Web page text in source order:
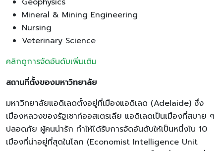
Mineral & Mining Engineering
Nursing
Veterinary Science
คลิกดูการจัดอันดับเพิ่มเติม
สถานที่ตั้งของมหาวิทยาลัย
มหาวิทยาลัยแอดิเลดตั้งอยู่ที่เมืองแอดิเลด (Adelaide) ซึ่ง
เมืองหลวงของรัฐเซาท์ออสเตรเลีย แอดิเลดเป็นเมืองที่สบาย ๆ
ปลอดภัย ผู้คนน่ารัก ทำให้ได้รับการจัดอันดับให้เป็นหนึ่งใน 10
เมืองที่น่าอยู่ที่สุดในโลก (Economist Intelligence Unit